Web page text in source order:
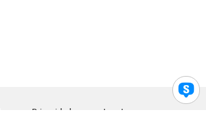
Privacidad Legal